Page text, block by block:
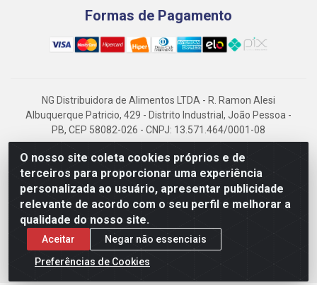
O nosso site coleta cookies próprios e de
terceiros para proporcionar uma experiência
personalizada ao usuário, apresentar publicidade
relevante de acordo com o seu perfil e melhorar a
qualidade do nosso site.
Aceitar
Negar não essenciais
Preferências de Cookies
Formas de Pagamento
NG Distribuidora de Alimentos LTDA - R. Ramon Alesi
Albuquerque Patricio, 429 - Distrito Industrial, João Pessoa -
PB, CEP 58082-026 - CNPJ: 13.571.464/0001-08
NG Alimentos, há mais de 14 anos no mercado paraibano, é
referência em frigorificados, destacando-se pela logística
eficiente e excelência.